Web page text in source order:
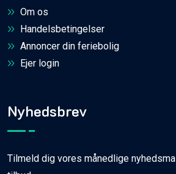
Om os
Handelsbetingelser
Annoncer din feriebolig
Ejer login
Nyhedsbrev
Tilmeld dig vores månedlige